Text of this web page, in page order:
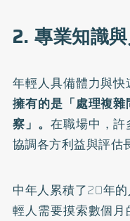
2. 專業知識
年輕人具備體力與快
擁有的是「處理複
察」。 在職場中，
協調各方利益與評估
中年人累積了20年
輕人需要摸索數個